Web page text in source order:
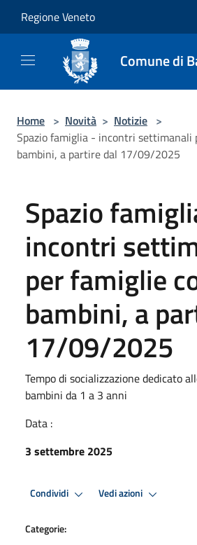
Regione Veneto
Comune di
Home > Novità > Notizie >
Spazio famiglia - incontri settimanali
bambini, a partire dal 17/09/2025
Spazio
incontri
per famiglie
bambini, a
17/09/2025
Tempo di socializzazione dedicato
bambini da 1 a 3 anni
Data :
3 settembre 2025
Condividi Vedi azioni
Categorie: